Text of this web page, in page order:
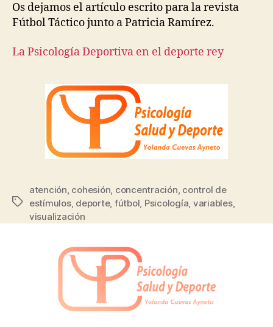
Os dejamos el artículo escrito para la revista
Fútbol Táctico junto a Patricia Ramírez.
La Psicología Deportiva en el deporte rey
atención, cohesión, concentración, control de
estímulos, deporte, fútbol, Psicología, variables,
visualización